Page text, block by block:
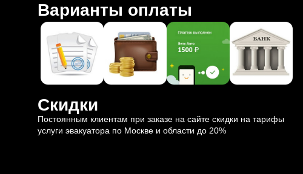
Варианты оплаты
Скидки
Постоянным клиентам при заказе на сайте скидки на тарифы
услуги эвакуатора по Москве и области до 20%